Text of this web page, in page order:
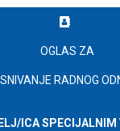
OGLAS ZA
RADNOG
ICA